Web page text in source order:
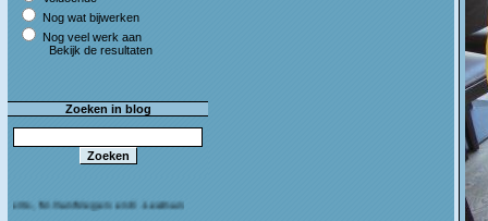
Nog wat bijwerken
Nog veel werk aan
Bekijk de resultaten
Zoeken in blog
Megen en C.Leeman - Van harte proficiat!